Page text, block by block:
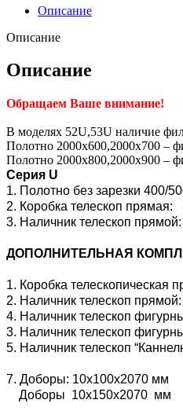
Описание
Описание
Описание
Обращаем Ваше внимание!
В моделях 52U,53U наличие
Полотно 2000х600,2000х700 –
Полотно 2000х800,2000х900 –
Серия U
1. Полотно без зарезки 400/
2. Коробка телескоп
3. Наличник телескоп
ДОПОЛНИТЕЛЬНАЯ
1. Коробка
2. Наличник телескоп
4. Наличник телескоп
3. Наличник телескоп
5. Наличник телескоп
7. Доборы: 10х100х2070 мм
Доборы 10х150х2070 мм